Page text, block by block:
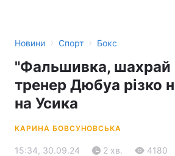
Новини › Спорт › Бокс
"Фальшивка, шахрай
тренер Дюбуа різко
на Усика
КАРИНА БОВСУНОВСЬКА
15:34, 30.09.24 2 хв. 4180